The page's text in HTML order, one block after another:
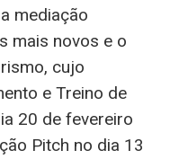
mediação
mais novos e o
cujo
e Treino de
20 de fevereiro
Pitch no dia 13